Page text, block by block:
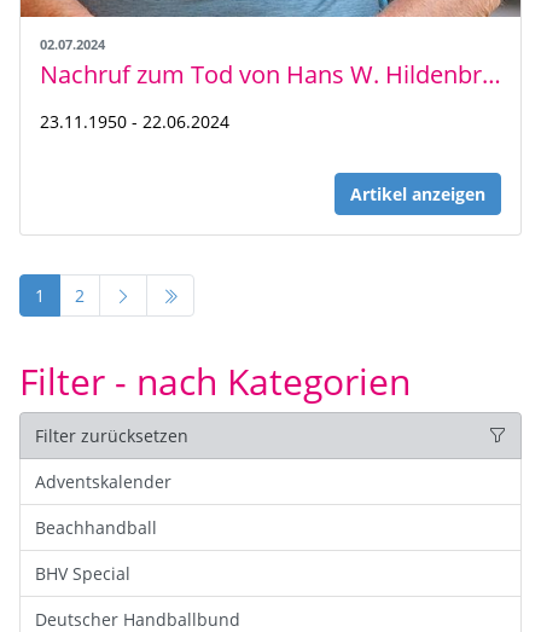
02.07.2024
Nachruf zum Tod von Hans W. Hildenbrand
23.11.1950 - 22.06.2024
Artikel anzeigen
1 2
Filter - nach Kategorien
Filter zurücksetzen
Adventskalender
Beachhandball
BHV Special
Deutscher Handballbund